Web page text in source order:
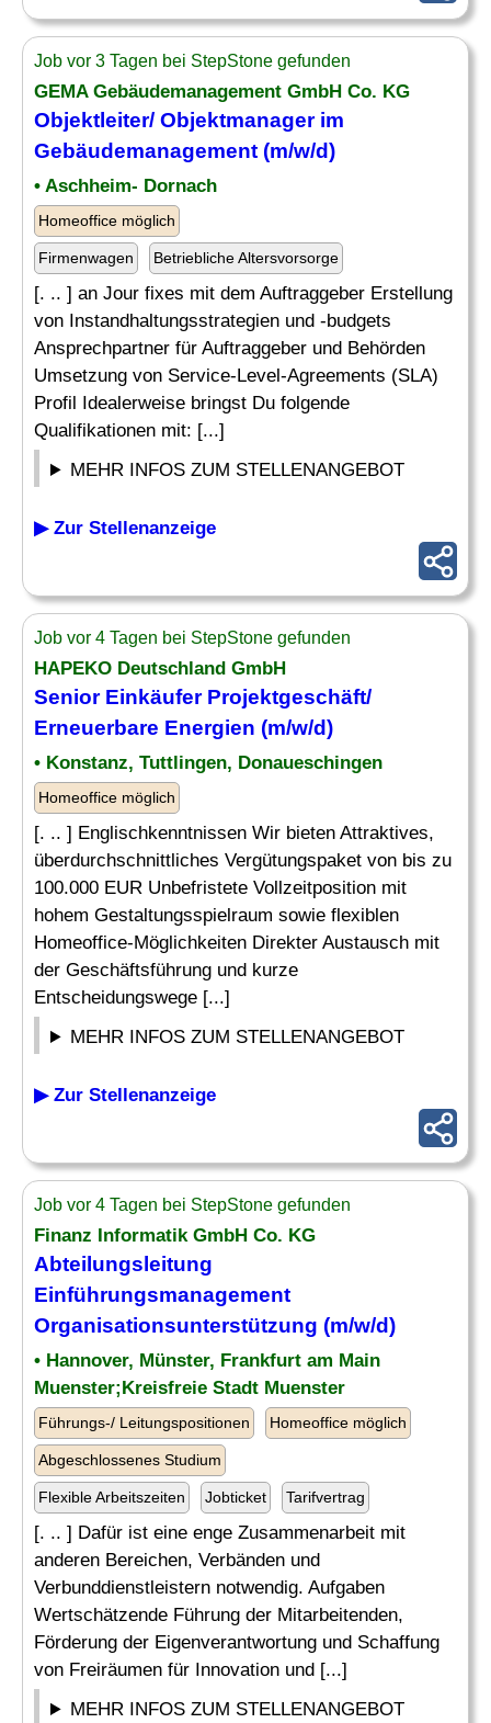
Job vor 3 Tagen bei StepStone gefunden
GEMA Gebäudemanagement GmbH Co. KG
Objektleiter/ Objektmanager im
Gebäudemanagement (m/w/d)
• Aschheim- Dornach
Homeoffice möglich
Firmenwagen Betriebliche Altersvorsorge
[. .. ] an Jour fixes mit dem Auftraggeber Erstellung
von Instandhaltungsstrategien und -budgets
Ansprechpartner für Auftraggeber und Behörden
Umsetzung von Service-Level-Agreements (SLA)
Profil Idealerweise bringst Du folgende
Qualifikationen mit: [...]
MEHR INFOS ZUM STELLENANGEBOT
▶ Zur Stellenanzeige
Job vor 4 Tagen bei StepStone gefunden
HAPEKO Deutschland GmbH
Senior Einkäufer Projektgeschäft/
Erneuerbare Energien (m/w/d)
• Konstanz, Tuttlingen, Donaueschingen
Homeoffice möglich
[. .. ] Englischkenntnissen Wir bieten Attraktives,
überdurchschnittliches Vergütungspaket von bis zu
100.000 EUR Unbefristete Vollzeitposition mit
hohem Gestaltungsspielraum sowie flexiblen
Homeoffice-Möglichkeiten Direkter Austausch mit
der Geschäftsführung und kurze
Entscheidungswege [...]
MEHR INFOS ZUM STELLENANGEBOT
▶ Zur Stellenanzeige
Job vor 4 Tagen bei StepStone gefunden
Finanz Informatik GmbH Co. KG
Abteilungsleitung
Einführungsmanagement
Organisationsunterstützung (m/w/d)
• Hannover, Münster, Frankfurt am Main
Muenster;Kreisfreie Stadt Muenster
Führungs-/ Leitungspositionen Homeoffice möglich
Abgeschlossenes Studium
Flexible Arbeitszeiten Jobticket Tarifvertrag
[. .. ] Dafür ist eine enge Zusammenarbeit mit
anderen Bereichen, Verbänden und
Verbunddienstleistern notwendig. Aufgaben
Wertschätzende Führung der Mitarbeitenden,
Förderung der Eigenverantwortung und Schaffung
von Freiräumen für Innovation und [...]
MEHR INFOS ZUM STELLENANGEBOT